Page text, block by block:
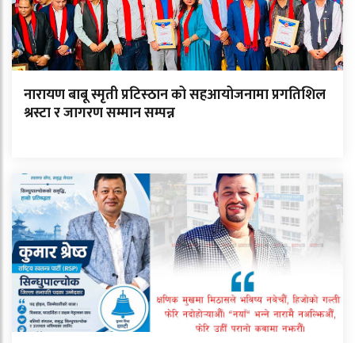
नारायण बाबू स्मृती प्रटिस्ठान को सहआयोजनामा प्रगतिशिल
श्रस्टा र जागरण सम्मान सम्पन्न